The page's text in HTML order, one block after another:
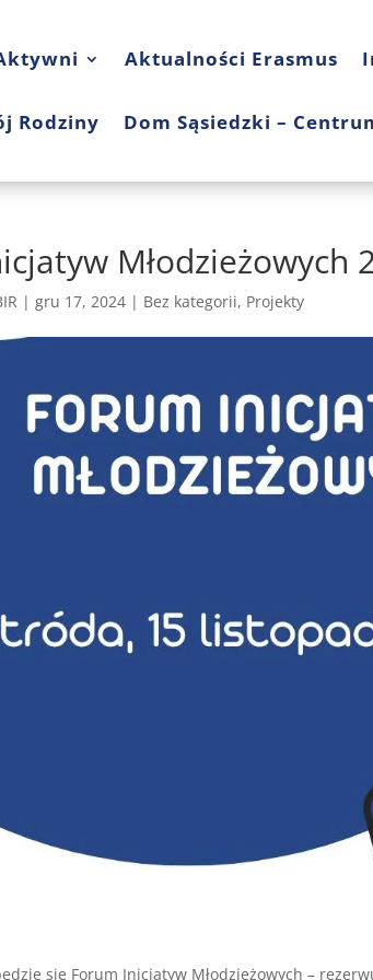
Aktualności Erasmus
Rodziny Dom Sąsiedzki –
Młodzieżowych
|gru 17, 2024 | Bez kategorii, Projekty
się Forum Inicjatyw Młodzieżowych –